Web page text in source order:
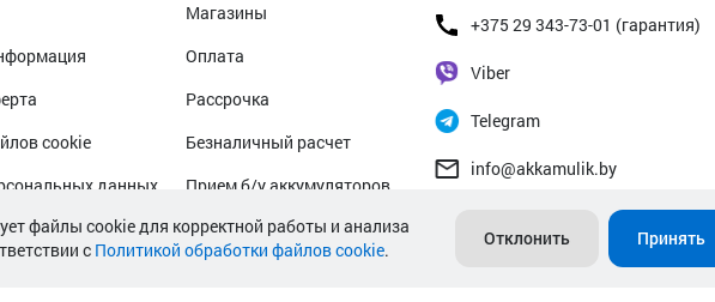
cookie
данных
Магазины
Оплата
Рассрочка
Безналичный расчет
Прием б/у аккумуляторов
Гарантийное обслуживание
+375 29 343-73-01 (гарантия)
Viber
Telegram
info@akkamulik.by
файлы cookie для корректной работы и анализа
с Политикой обработки файлов cookie.
Отклонить Принять